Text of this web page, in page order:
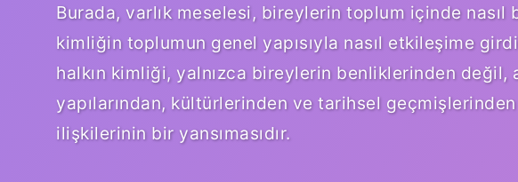
Burada, varlık meselesi, bireylerin toplum içinde
kimliğin toplumun genel yapısıyla nasıl etkileşime
halkın kimliği, yalnızca bireylerin benliklerinden değil,
yapılarından, kültürlerinden ve tarihsel
ilişkilerinin bir yansımasıdır.